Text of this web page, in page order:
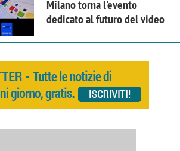
Milano torna l'evento
dedicato al futuro del video